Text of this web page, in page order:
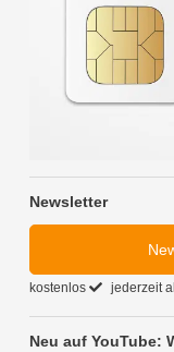
Newsletter
kostenlos jederzeit
Neu auf YouTube: